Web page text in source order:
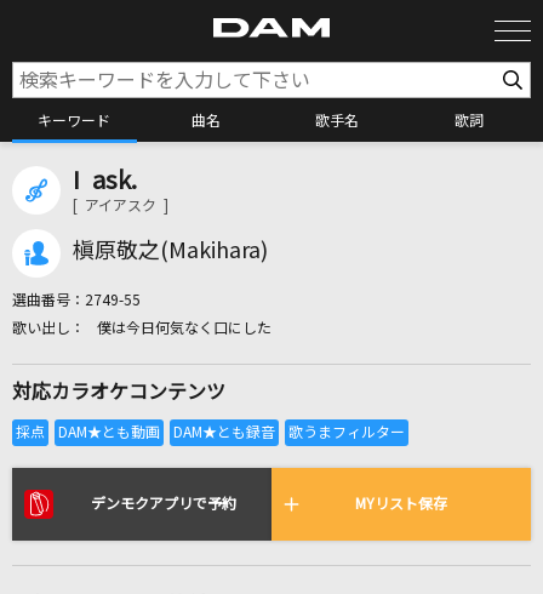
キーワード 曲名 歌手名 歌詞
カラオケ店舗検索
全国りれき
リアルタイムで歌われている曲の一覧
I ask.
[ アイアスク ]
槇原敬之(Makihara)
選曲番号： 2749-55
僕は今日何気なく口にした
対応カラオケコンテンツ
デンモクアプリで予約 MYリスト保存